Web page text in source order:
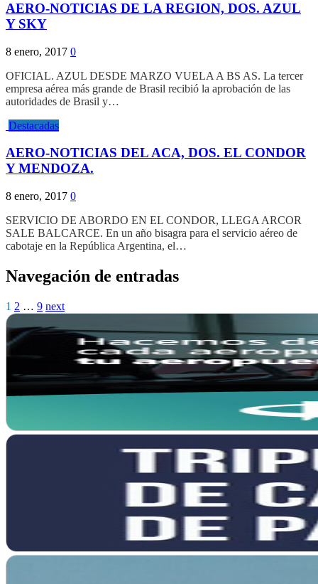
AERO-NOTICIAS DE LA REGION, DOS. AZUL
Y SKY
8 enero, 2017 0
OFICIAL. AZUL DESDE MARZO VUELA A BS AS. La tercer
empresa aérea más grande de Brasil recibió la aprobación de las
autoridades de Brasil y…
Destacadas
AERO-NOTICIAS DEL ACA, DOS. EL CONDOR
Y MENDOZA.
8 enero, 2017 0
SERVICIO DE ABORDO EN EL CONDOR, LLEGA ARCOR
SALE BALCARCE. En un año bisagra para el servicio aéreo de
cabotaje en la República Argentina, el…
Navegación de entradas
1 2 … 9 next